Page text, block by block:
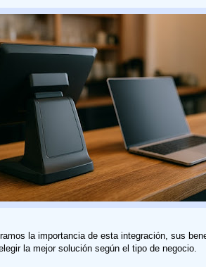
la importancia de esta integración, sus
la mejor solución según el tipo de negocio.